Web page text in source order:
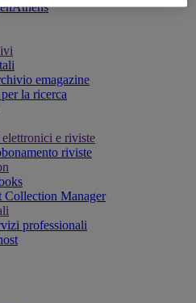
emagazine
la ricerca
e riviste
riviste
Collection Manager
professionali